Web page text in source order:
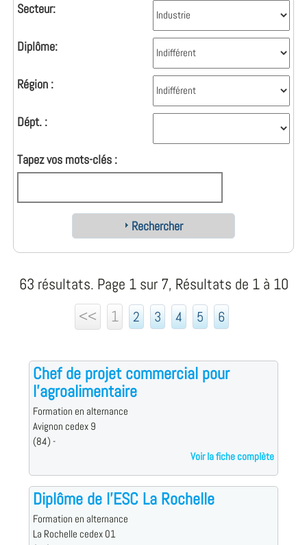
Secteur:
Diplôme:
Région :
Dépt. :
Tapez vos mots-clés :
Rechercher
63 résultats. Page 1 sur 7, Résultats de 1 à 10
<<
1 2 3 4 5 6
Chef de projet commercial pour
l'agroalimentaire
Formation en alternance
Avignon cedex 9
(84) -
Voir la fiche complète
Diplôme de l'ESC La Rochelle
Formation en alternance
La Rochelle cedex 01